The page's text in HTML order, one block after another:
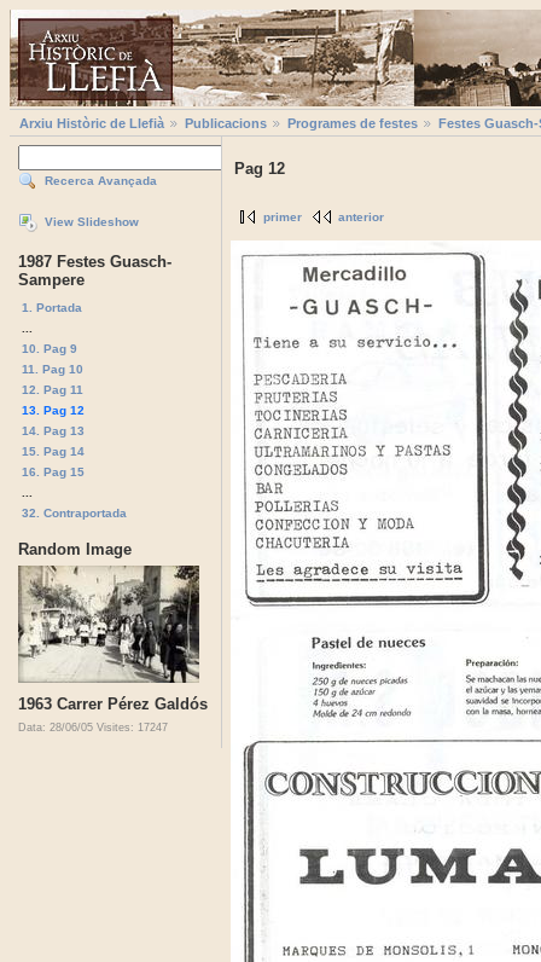
Arxiu Històric de Llefià Publicacions Programes de festes Festes Guasch-
Recerca Avançada
View Slideshow
1987 Festes Guasch-
Sampere
1. Portada
10. Pag 9
11. Pag 10
12. Pag 11
13. Pag 12
14. Pag 13
15. Pag 14
16. Pag 15
32. Contraportada
Random Image
1963 Carrer Pérez Galdós
Data: 28/06/05 Visites: 17247
Pag 12
primer anterior